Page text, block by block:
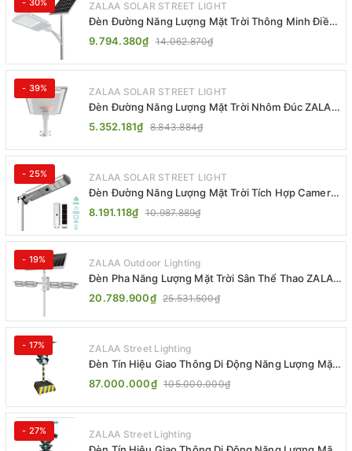
- 30% ZALAA SOLAR STREET LIGHT
Đèn Đường Năng Lượng Mặt Trời Thông Minh Điều
Khiển MPPT ZL-GMX01 ZALAA
9.794.380₫ 14.062.870₫
- 39% ZALAA SOLAR STREET LIGHT
Đèn Đường Năng Lượng Mặt Trời Nhôm Đúc ZALAA
ZL-BWH Cao Cấp IP65
5.352.181₫ 8.843.884₫
- 25% ZALAA SOLAR STREET LIGHT
Đèn Đường Năng Lượng Mặt Trời Tích Hợp Camera
ZALAA ZL-BJ04-CCTV (80W, IP65)
8.191.118₫ 10.987.889₫
- 19% ZALAA Outdoor Lighting
Đèn Pha Năng Lượng Mặt Trời Sân Thể Thao ZALAA
Jsc Chống Nước IP65 Cao Cấp
20.789.900₫ 25.531.500₫
- 17% ZALAA Street Lighting
Đèn Tín Hiệu Giao Thông Di Động Năng Lượng Mặt
Trời ZALAA ZL-300A-D
87.000.000₫ 105.000.000₫
- 27% ZALAA Street Lighting